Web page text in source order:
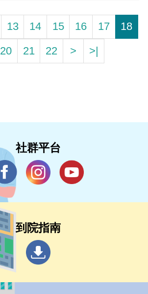
13 14 15 16 17
18
20 21 22 > >|
社群平台
到院指南